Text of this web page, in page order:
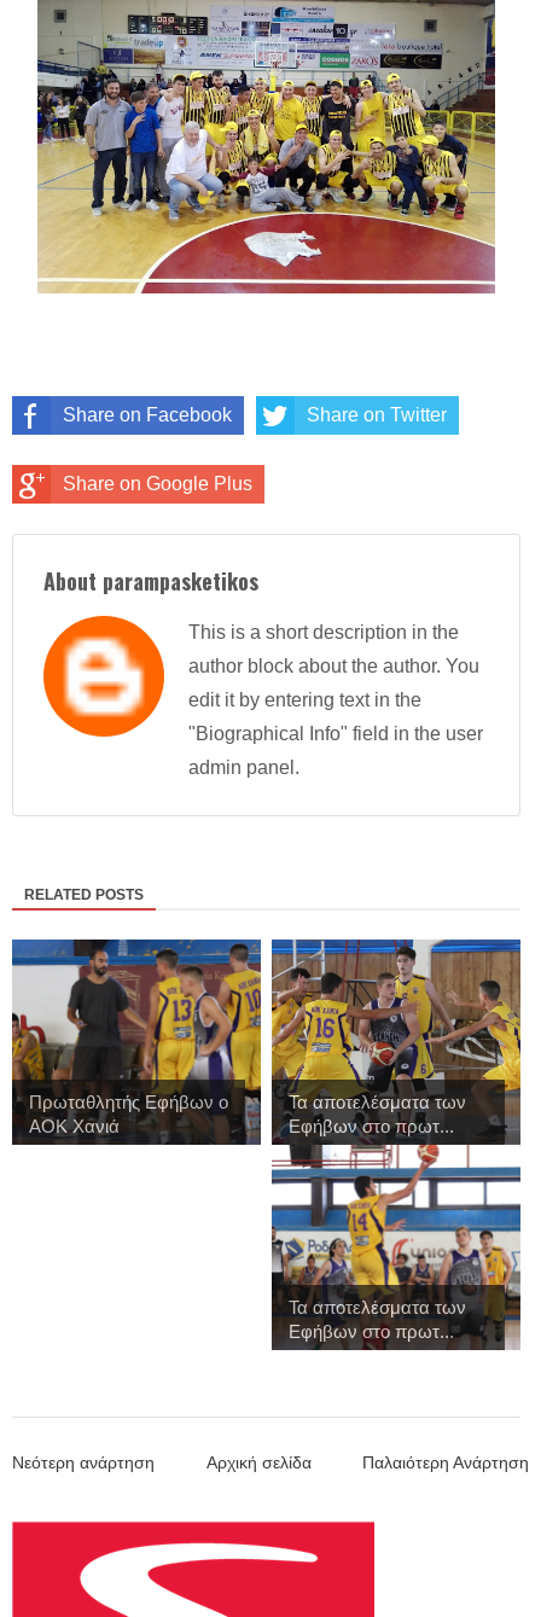
Share on Facebook Share on Twitter
Share on Google Plus
About parampasketikos
This is a short description in the
author block about the author. You
edit it by entering text in the
"Biographical Info" field in the user
admin panel.
RELATED POSTS
Πρωταθλητής Εφήβων ο
ΑΟΚ Χανιά
Τα αποτελέσματα των
Εφήβων στο πρωτ...
Τα αποτελέσματα των
Εφήβων στο πρωτ...
Νεότερη ανάρτηση Παλαιότερη Ανάρτηση
Αρχική σελίδα